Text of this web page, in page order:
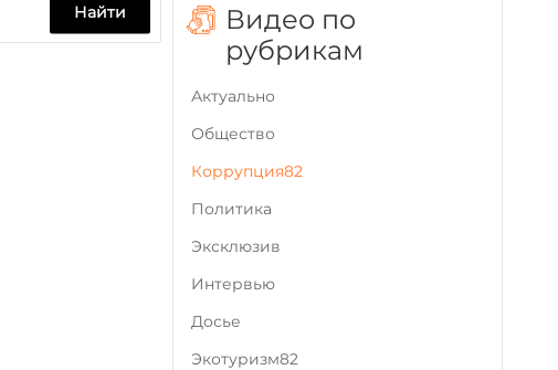
Найти
Видео по
рубрикам
Актуально
Общество
Коррупция82
Политика
Эксклюзив
Интервью
Досье
Экотуризм82